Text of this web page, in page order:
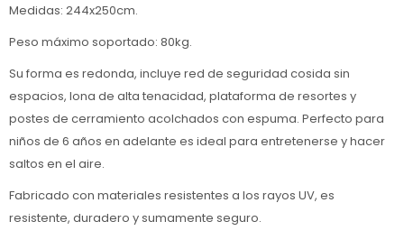
Medidas: 244x250cm.
Peso máximo soportado: 80kg.
Su forma es redonda, incluye red de seguridad cosida sin
espacios, lona de alta tenacidad, plataforma de resortes y
postes de cerramiento acolchados con espuma. Perfecto para
niños de 6 años en adelante es ideal para entretenerse y hacer
saltos en el aire.
Fabricado con materiales resistentes a los rayos UV, es
resistente, duradero y sumamente seguro.